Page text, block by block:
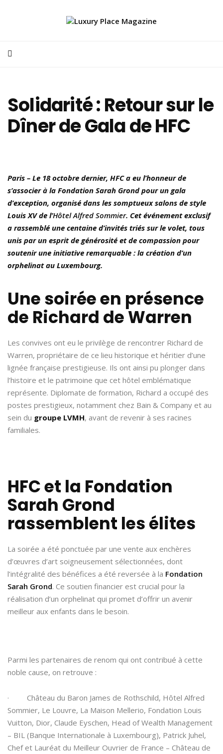
Solidarité : Retour sur le
Dîner de Gala de HFC
Paris – Le 18 octobre dernier, HFC a eu l’honneur de
s’associer à la Fondation Sarah Grond pour un gala
d’exception, organisé dans les somptueux salons de style
Louis XV de l’Hôtel Alfred Sommier. Cet événement exclusif
a rassemblé une centaine d’invités triés sur le volet, tous
unis par un esprit de générosité et de compassion pour
soutenir une initiative remarquable : la création d’un
orphelinat au Luxembourg.
Une soirée en présence
de Richard de Warren
Les convives ont eu le privilège de rencontrer Richard de
Warren, propriétaire de ce lieu historique et héritier d’une
lignée française prestigieuse. Ils ont ainsi pu plonger dans
l’histoire et le patrimoine que cet hôtel emblématique
représente. Diplomate de formation, Richard a occupé des
postes prestigieux, notamment chez Bain & Company et au
sein du groupe LVMH, avant de revenir à ses racines
familiales.
HFC et la Fondation
Sarah Grond
rassemblent les élites
La soirée a été ponctuée par une vente aux enchères
d’œuvres d’art soigneusement sélectionnées, dont
l’intégralité des bénéfices a été reversée à la Fondation
Sarah Grond. Ce soutien financier est crucial pour la
réalisation d’un orphelinat qui promet d’offrir un avenir
meilleur aux enfants dans le besoin.
Parmi les partenaires de renom qui ont contribué à cette
noble cause, on retrouve :
· Château du Baron James de Rothschild, Hôtel Alfred
Sommier, Le Louvre, La Maison Mellerio, Fondation Louis
Vuitton, Dior, Claude Eyschen, Head of Wealth Management
– BIL (Banque Internationale à Luxembourg), Patrick Juhel,
Chef et Lauréat du Meilleur Ouvrier de France – Château de